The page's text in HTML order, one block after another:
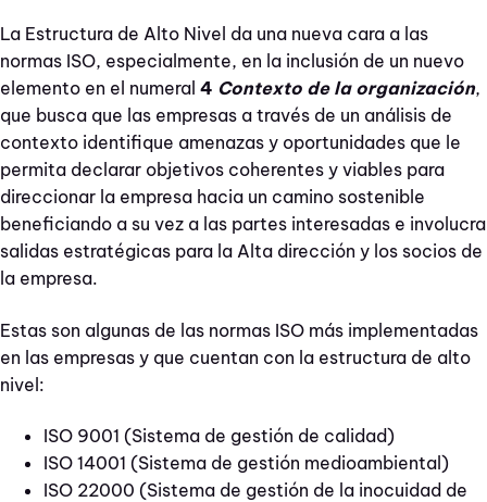
La Estructura de Alto Nivel da una nueva cara a las
normas ISO, especialmente, en la inclusión de un nuevo
elemento en el numeral 4 Contexto de la organización,
que busca que las empresas a través de un análisis de
contexto identifique amenazas y oportunidades que le
permita declarar objetivos coherentes y viables para
direccionar la empresa hacia un camino sostenible
beneficiando a su vez a las partes interesadas e involucra
salidas estratégicas para la Alta dirección y los socios de
la empresa.
Estas son algunas de las normas ISO más implementadas
en las empresas y que cuentan con la estructura de alto
nivel:
ISO 9001 (Sistema de gestión de calidad)
ISO 14001 (Sistema de gestión medioambiental)
ISO 22000 (Sistema de gestión de la inocuidad de